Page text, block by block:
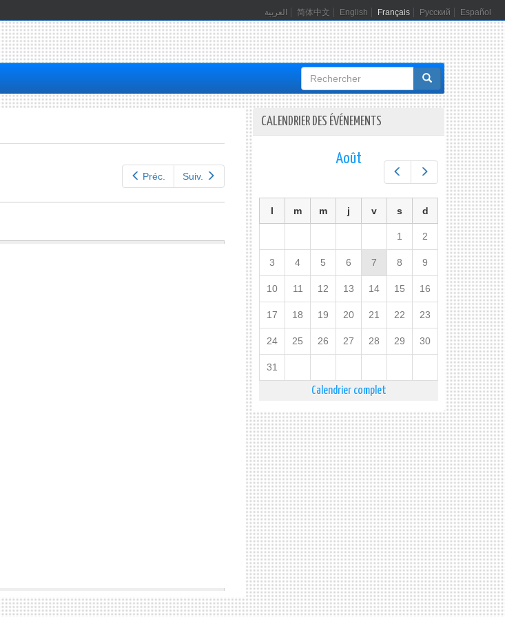
العربية 简体中文 English Français Русский Español
Formulaire
de
recherche
Préc. Suiv.
CALENDRIER DES ÉVÉNEMENTS
Préc. Suiv.
Août
l m m j v s d
1 2
3 4 5 6 7 8 9
10 11 12 13 14 15 16
17 18 19 20 21 22 23
24 25 26 27 28 29 30
31
Calendrier complet